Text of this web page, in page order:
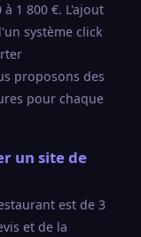
1 800 €. L'ajout
système click
proposons des
pour chaque
un site de
est de 3
et de la